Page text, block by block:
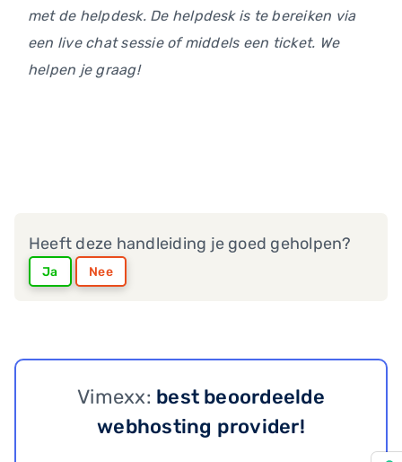
met de helpdesk. De helpdesk is te bereiken via
een live chat sessie of middels een ticket. We
helpen je graag!
Heeft deze handleiding je goed geholpen?
Ja Nee
Vimexx: best beoordeelde
webhosting provider!